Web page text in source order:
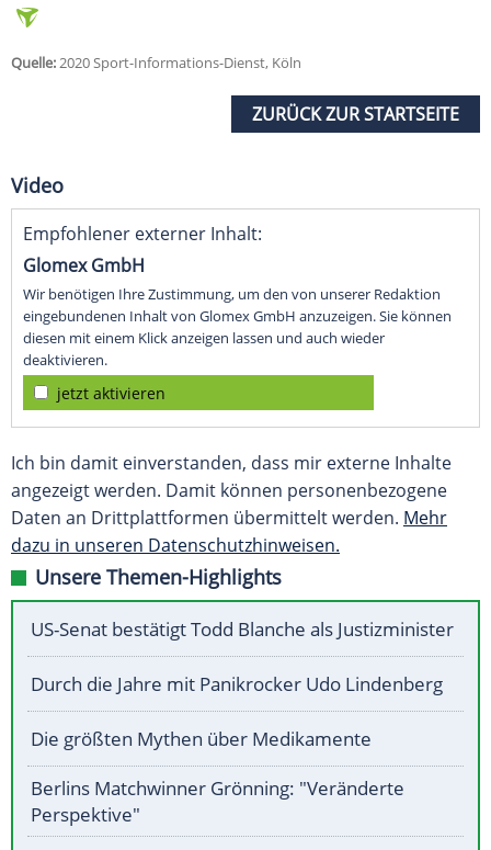
Quelle:2020 Sport-Informations-Dienst, Köln
ZURÜCK ZUR STARTSEITE
Video
Empfohlener externer Inhalt:
Glomex GmbH
Wir benötigen Ihre Zustimmung, um den von unserer Redaktion
eingebundenen Inhalt von Glomex GmbH anzuzeigen. Sie können
diesen mit einem Klick anzeigen lassen und auch wieder
deaktivieren.
jetzt aktivieren
Ich bin damit einverstanden, dass mir externe Inhalte
angezeigt werden. Damit können personenbezogene
Daten an Drittplattformen übermittelt werden. Mehr
dazu in unseren Datenschutzhinweisen.
Unsere Themen-Highlights
US-Senat bestätigt Todd Blanche als Justizminister
Durch die Jahre mit Panikrocker Udo Lindenberg
Die größten Mythen über Medikamente
Berlins Matchwinner Grönning: "Veränderte
Perspektive"